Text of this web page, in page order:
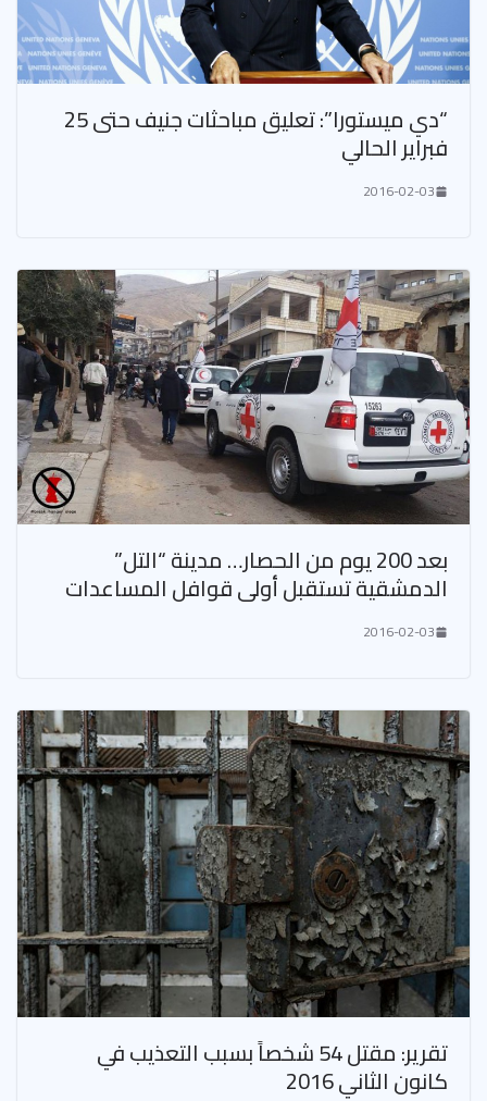
“دي ميستورا”: تعليق مباحثات جنيف حتى 25
فبراير الحالي
2016-02-03
بعد 200 يوم من الحصار… مدينة “التل”
الدمشقية تستقبل أولى قوافل المساعدات
2016-02-03
تقرير: مقتل 54 شخصاً بسبب التعذيب في
كانون الثاني 2016